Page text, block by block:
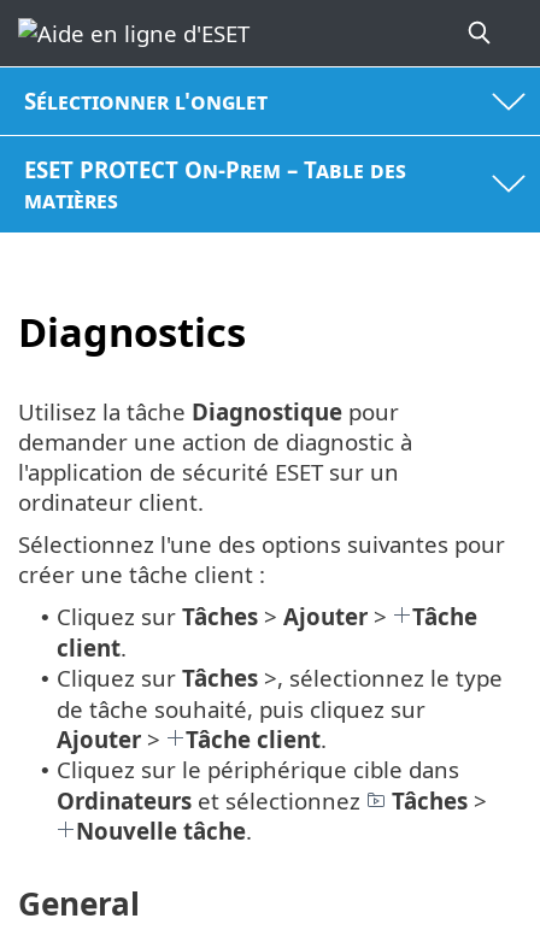
Sélectionner l'onglet
ESET PROTECT On-Prem – Table des
matières
Diagnostics
Utilisez la tâche Diagnostique pour
demander une action de diagnostic à
l'application de sécurité ESET sur un
ordinateur client.
Sélectionnez l'une des options suivantes pour
créer une tâche client :
• Cliquez sur Tâches > Ajouter >
Tâche
client.
• Cliquez sur Tâches >, sélectionnez le type
de tâche souhaité, puis cliquez sur
Ajouter > Tâche client.
• Cliquez sur le périphérique cible dans
Ordinateurs et sélectionnez Tâches >
Nouvelle tâche.
General